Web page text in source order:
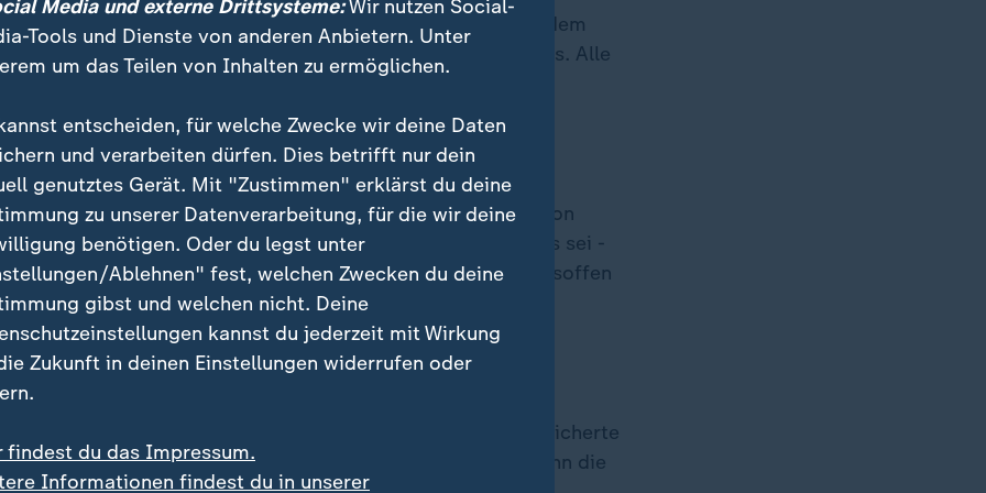
von russischem Gas war enorm. Sonnenklar erschien seit dem
auf die Ukraine, dass Deutschland davon loskommen muss. Alle
geprüft werden - eben auch die Kernkraft.
Habeck bestreiten Festlegung
Befragung, neun von VizekanzlerRobert Habeckund drei von
Scholz, haben beide jegliche Vorfestlegung bestritten. Es sei -
Bedenken gegen die Atomkraft - wirklich ergebnisoffen
Machtwort wäre es nicht gegangen
worum es ging, hieß: Hilft es, und ist es umsetzbar", versicherte
formuliert wieder und wieder. Im Zentrum habe für ihn die
Media und externe Drittsysteme:Wir nutzen Social-
Tools und Dienste von anderen Anbietern. Unter
um das Teilen von Inhalten zu ermöglichen.
entscheiden, für welche Zwecke wir deine Daten
und verarbeiten dürfen. Dies betrifft nur dein
genutztes Gerät. Mit "Zustimmen" erklärst du deine
zu unserer Datenverarbeitung, für die wir deine
benötigen. Oder du legst unter
Ablehnen" fest, welchen Zwecken du deine
gibst und welchen nicht. Deine
kannst du jederzeit mit Wirkung
Zukunft in deinen Einstellungen widerrufen oder
findest du das Impressum.
Informationen findest du in unserer